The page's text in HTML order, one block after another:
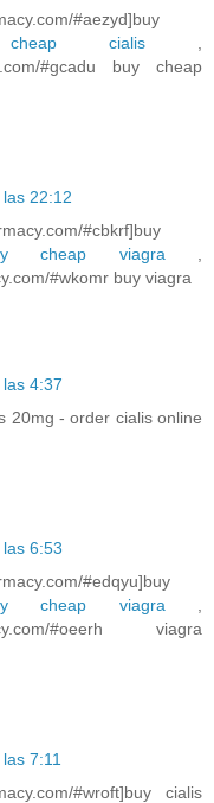
#aezyd]buy
cialis
#gcadu buy cheap
22:12
#cbkrf]buy
cheap viagra
#wkomr buy viagra
4:37
20mg - order cialis online
6:53
#edqyu]buy
cheap viagra
#oeerh viagra
7:11
#wroft]buy cialis